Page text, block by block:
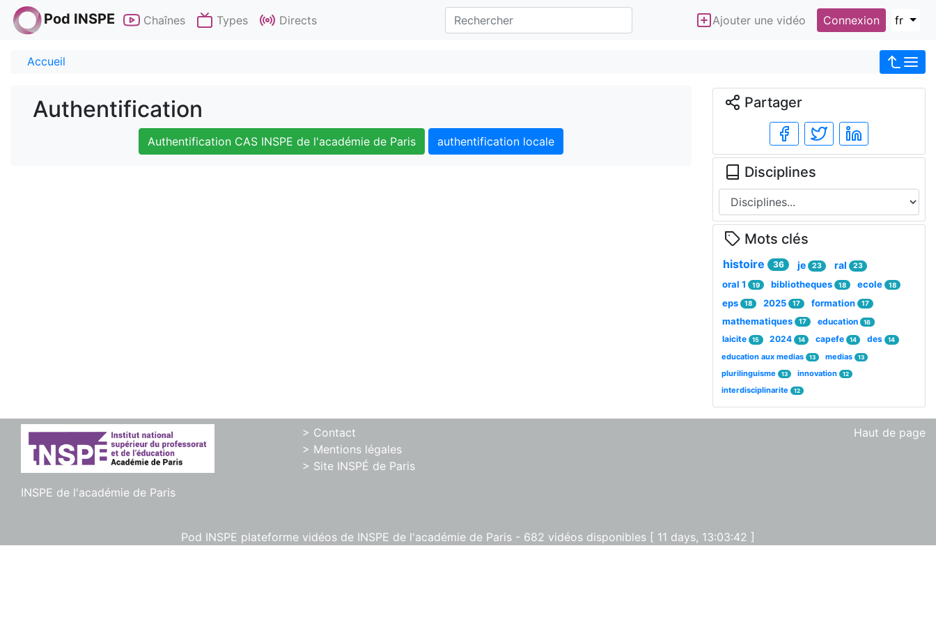
Pod INSPE Chaînes Types Directs Ajouter une vidéo Connexion fr
Accueil
Authentification
Authentification CAS INSPE de l'académie de Paris authentification locale
Partager
Disciplines
Mots clés
histoire 36 je 23 ral 23
oral 1 19 bibliotheques 18 ecole 18
eps 18 2025 17 formation 17
mathematiques 17 education 16
laicite 15 2024 14 capefe 14 des 14
education aux medias 13 medias 13
plurilinguisme 13 innovation 12
interdisciplinarite 12
Haut de page
INSPE de l'académie de Paris
> Contact
> Mentions légales
> Site INSPÉ de Paris
Pod INSPE plateforme vidéos de INSPE de l'académie de Paris - 682 vidéos disponibles [ 11 days, 13:03:42 ]